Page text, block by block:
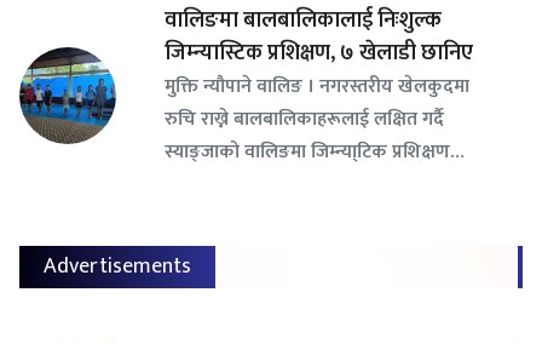
वालिङमा बालबालिकालाई निःशुल्क
जिम्न्यास्टिक प्रशिक्षण, ७ खेलाडी छानिए
​मुक्ति न्यौपाने वालिङ । नगरस्तरीय खेलकुदमा
रुचि राख्ने बालबालिकाहरूलाई लक्षित गर्दै
स्याङ्जाको वालिङमा जिम्न्या्टिक प्रशिक्षण…
Advertisements